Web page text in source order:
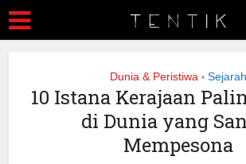
Dunia & Peristiwa • Sejarah
10 Istana Kerajaan
di Dunia yang
Mempesona